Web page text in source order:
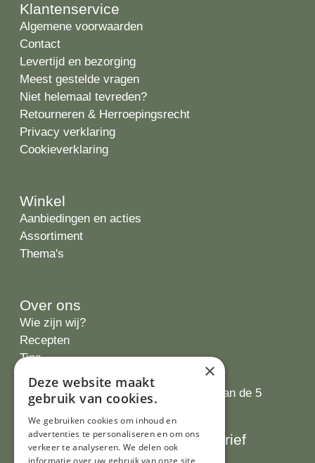
Klantenservice
Algemene voorwaarden
Contact
Levertijd en bezorging
Meest gestelde vragen
Niet helemaal tevreden?
Retourneren & Herroepingsrecht
Privacy verklaring
Cookieverklaring
Winkel
Aanbiedingen en acties
Assortiment
Thema's
Over ons
Wie zijn wij?
Recepten
Tips
Recensies
Onze klanten waarderen ons met 4.9 van de 5
Schrijf je in voor onze nieuwsbrief
E-mailadres
×
Deze website maakt
gebruik van cookies.
We gebruiken cookies om inhoud en
advertenties te personaliseren en om ons
verkeer te analyseren. We delen ook
informatie over uw gebruik van onze site